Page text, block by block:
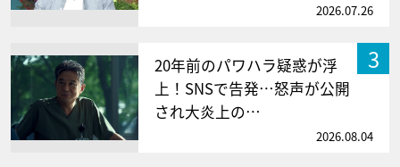
2026.07.26
3
20年前のパワハラ疑惑が浮
上！SNSで告発…怒声が公開
され大炎上の…
2026.08.04